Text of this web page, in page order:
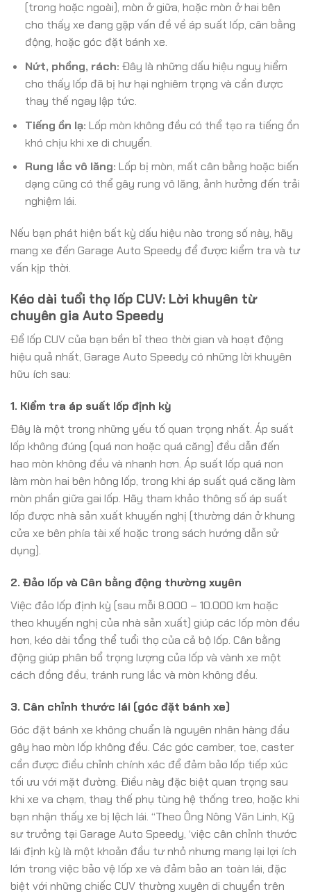
(trong hoặc ngoài), mòn ở giữa, hoặc mòn ở hai bên
cho thấy xe đang gặp vấn đề về áp suất lốp, cân bằng
động, hoặc góc đặt bánh xe.
Nứt, phồng, rách: Đây là những dấu hiệu nguy hiểm
cho thấy lốp đã bị hư hại nghiêm trọng và cần được
thay thế ngay lập tức.
Tiếng ồn lạ: Lốp mòn không đều có thể tạo ra tiếng ồn
khó chịu khi xe di chuyển.
Rung lắc vô lăng: Lốp bị mòn, mất cân bằng hoặc biến
dạng cũng có thể gây rung vô lăng, ảnh hưởng đến trải
nghiệm lái.
Nếu bạn phát hiện bất kỳ dấu hiệu nào trong số này, hãy
mang xe đến Garage Auto Speedy để được kiểm tra và tư
vấn kịp thời.
Kéo dài tuổi thọ lốp CUV: Lời khuyên từ
chuyên gia Auto Speedy
Để lốp CUV của bạn bền bỉ theo thời gian và hoạt động
hiệu quả nhất, Garage Auto Speedy có những lời khuyên
hữu ích sau:
1. Kiểm tra áp suất lốp định kỳ
Đây là một trong những yếu tố quan trọng nhất. Áp suất
lốp không đúng (quá non hoặc quá căng) đều dẫn đến
hao mòn không đều và nhanh hơn. Áp suất lốp quá non
làm mòn hai bên hông lốp, trong khi áp suất quá căng làm
mòn phần giữa gai lốp. Hãy tham khảo thông số áp suất
lốp được nhà sản xuất khuyến nghị (thường dán ở khung
cửa xe bên phía tài xế hoặc trong sách hướng dẫn sử
dụng).
2. Đảo lốp và Cân bằng động thường xuyên
Việc đảo lốp định kỳ (sau mỗi 8.000 – 10.000 km hoặc
theo khuyến nghị của nhà sản xuất) giúp các lốp mòn đều
hơn, kéo dài tổng thể tuổi thọ của cả bộ lốp. Cân bằng
động giúp phân bổ trọng lượng của lốp và vành xe một
cách đồng đều, tránh rung lắc và mòn không đều.
3. Cân chỉnh thước lái (góc đặt bánh xe)
Góc đặt bánh xe không chuẩn là nguyên nhân hàng đầu
gây hao mòn lốp không đều. Các góc camber, toe, caster
cần được điều chỉnh chính xác để đảm bảo lốp tiếp xúc
tối ưu với mặt đường. Điều này đặc biệt quan trọng sau
khi xe va chạm, thay thế phụ tùng hệ thống treo, hoặc khi
bạn nhận thấy xe bị lệch lái. “Theo Ông Nông Văn Linh, Kỹ
sư trưởng tại Garage Auto Speedy, ‘việc cân chỉnh thước
lái định kỳ là một khoản đầu tư nhỏ nhưng mang lại lợi ích
lớn trong việc bảo vệ lốp xe và đảm bảo an toàn lái, đặc
biệt với những chiếc CUV thường xuyên di chuyển trên